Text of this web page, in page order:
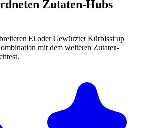
Zutaten-Hubs
Ei oder Gewürzter Kürbissirup
mit dem weiteren Zutaten-